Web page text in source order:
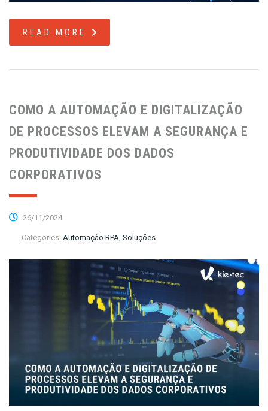
READ MORE
COMO A AUTOMAÇÃO E DIGITALIZAÇÃO
DE PROCESSOS ELEVAM A SEGURANÇA E
PRODUTIVIDADE DOS DADOS
CORPORATIVOS
26/11/2024
Categories: Automação RPA, Soluções